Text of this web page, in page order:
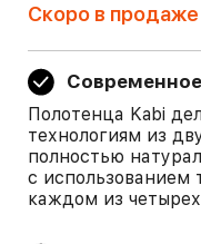
Скоро в продаже
Полотенца Kabi
технологиям из
полностью
с использованием
каждом из